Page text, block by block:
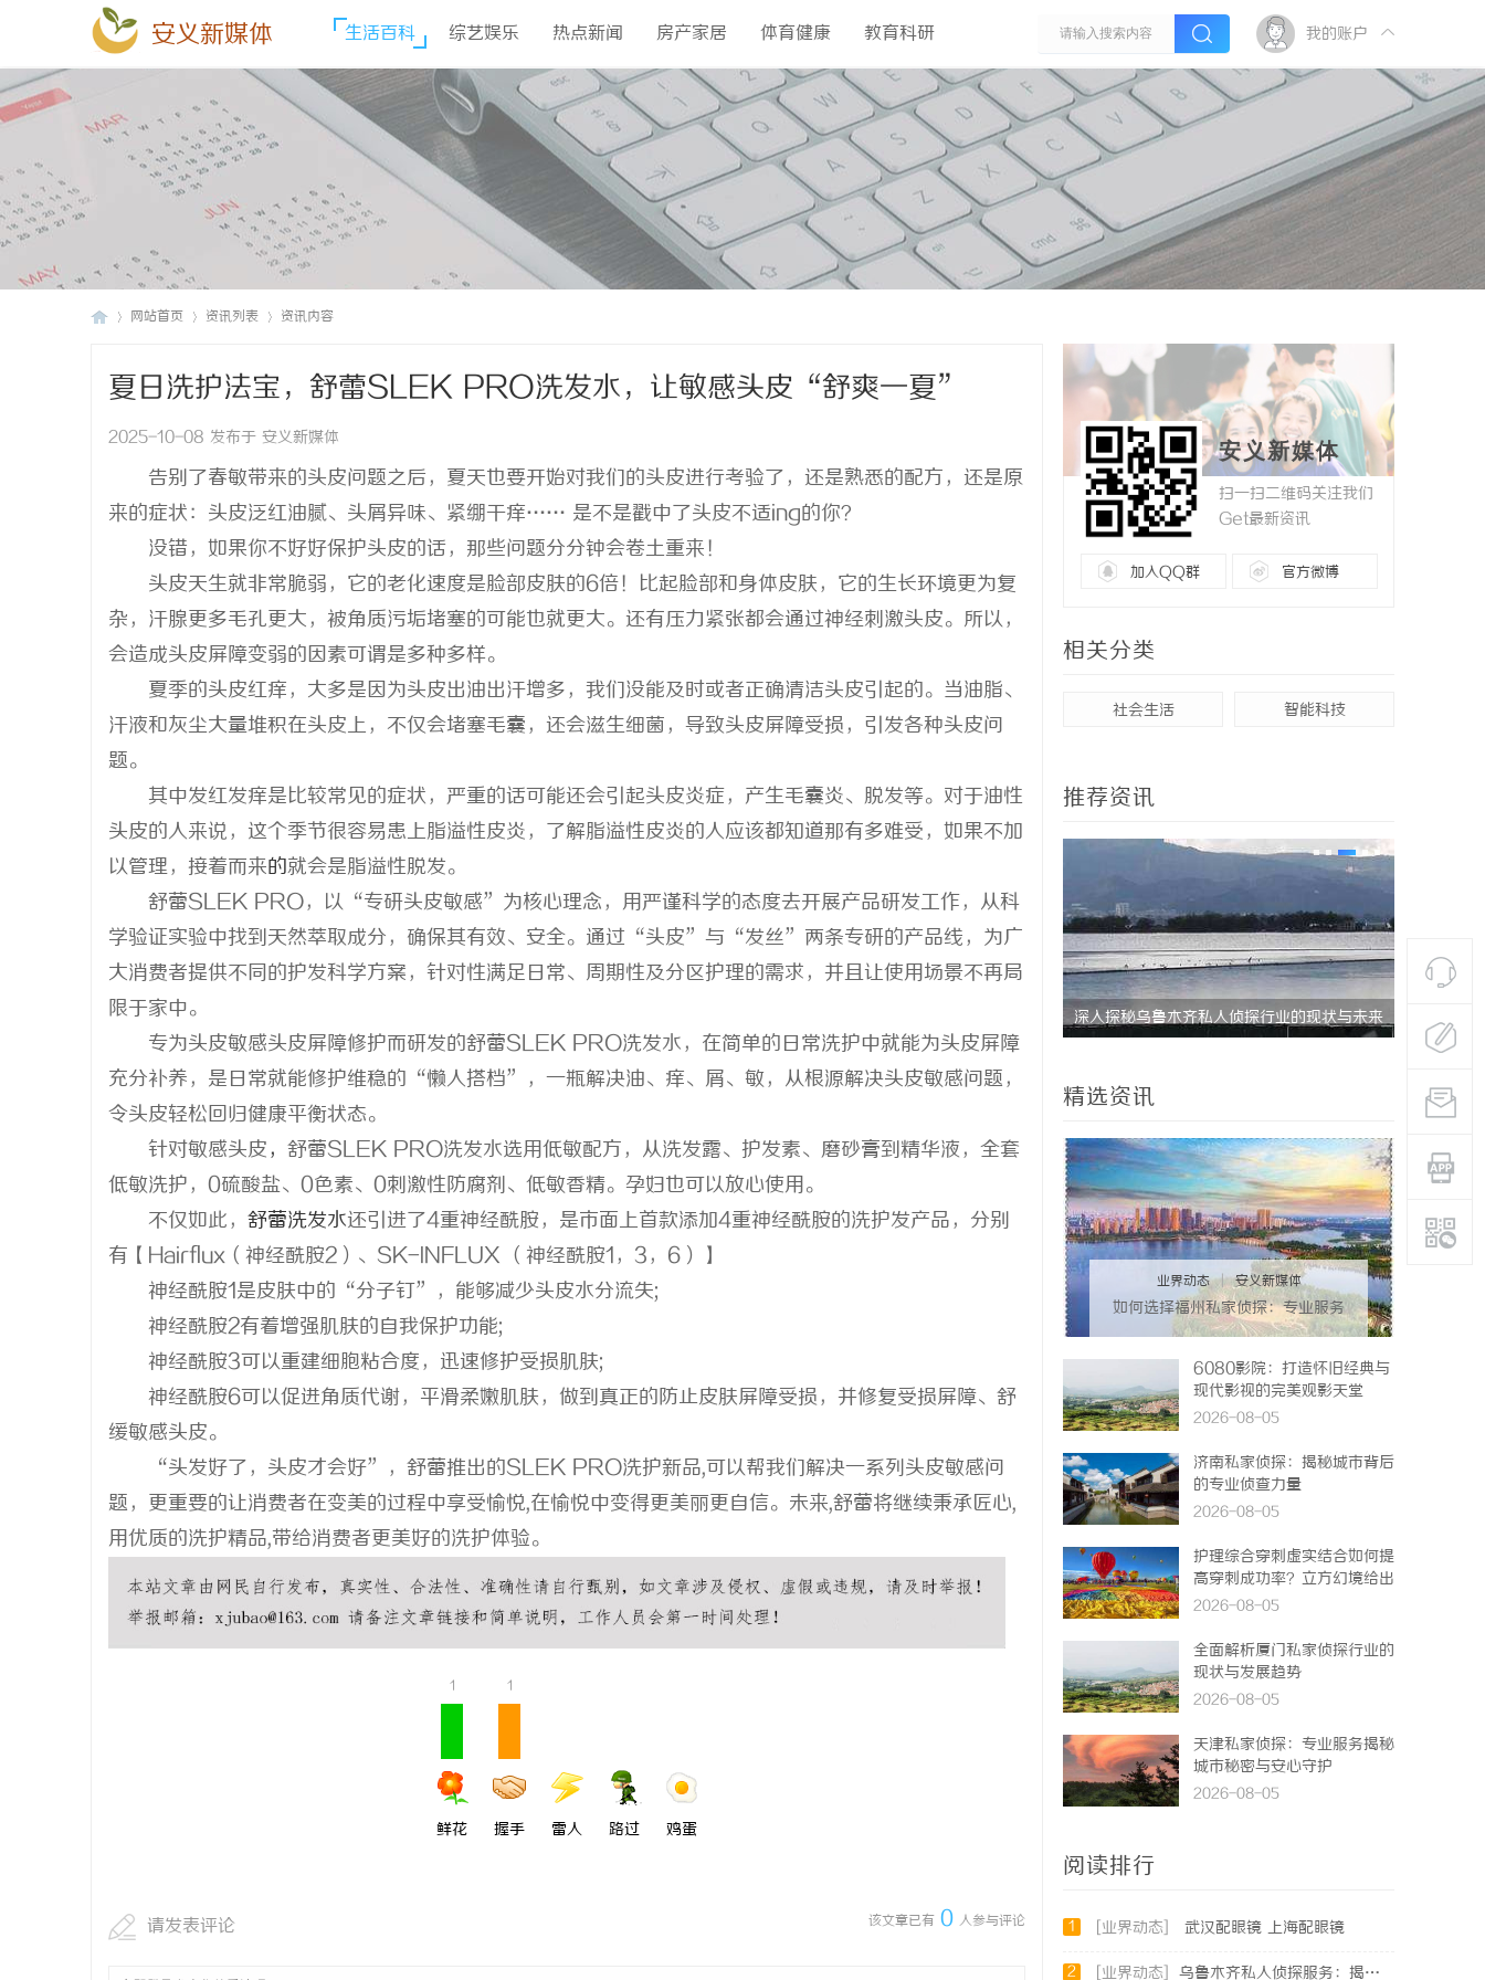
安义新媒体 生活百科 综艺娱乐 热点新闻 房产家居 体育健康 教育科研 我的账户
网站首页 资讯列表 资讯内容
夏日洗护法宝，舒蕾SLEK PRO洗发水，让敏感头皮“舒爽一夏”
2025-10-08 发布于 安义新媒体
告别了春敏带来的头皮问题之后，夏天也要开始对我们的头皮进行考验了，还是熟悉的配方，还是原
来的症状：头皮泛红油腻、头屑异味、紧绷干痒…… 是不是戳中了头皮不适ing的你？
没错，如果你不好好保护头皮的话，那些问题分分钟会卷土重来！
头皮天生就非常脆弱，它的老化速度是脸部皮肤的6倍！比起脸部和身体皮肤，它的生长环境更为复
杂，汗腺更多毛孔更大，被角质污垢堵塞的可能也就更大。还有压力紧张都会通过神经刺激头皮。所以，
会造成头皮屏障变弱的因素可谓是多种多样。
夏季的头皮红痒，大多是因为头皮出油出汗增多，我们没能及时或者正确清洁头皮引起的。当油脂、
汗液和灰尘大量堆积在头皮上，不仅会堵塞毛囊，还会滋生细菌，导致头皮屏障受损，引发各种头皮问
题。
其中发红发痒是比较常见的症状，严重的话可能还会引起头皮炎症，产生毛囊炎、脱发等。对于油性
头皮的人来说，这个季节很容易患上脂溢性皮炎，了解脂溢性皮炎的人应该都知道那有多难受，如果不加
以管理，接着而来的就会是脂溢性脱发。
舒蕾SLEK PRO，以“专研头皮敏感”为核心理念，用严谨科学的态度去开展产品研发工作，从科
学验证实验中找到天然萃取成分，确保其有效、安全。通过“头皮”与“发丝”两条专研的产品线，为广
大消费者提供不同的护发科学方案，针对性满足日常、周期性及分区护理的需求，并且让使用场景不再局
限于家中。
专为头皮敏感头皮屏障修护而研发的舒蕾SLEK PRO洗发水，在简单的日常洗护中就能为头皮屏障
充分补养，是日常就能修护维稳的“懒人搭档”，一瓶解决油、痒、屑、敏，从根源解决头皮敏感问题，
令头皮轻松回归健康平衡状态。
针对敏感头皮， 舒蕾SLEK PRO洗发水选用低敏配方，从洗发露、护发素、磨砂膏到精华液，全套
低敏洗护，0硫酸盐、0色素、0刺激性防腐剂、低敏香精。孕妇也可以放心使用。
不仅如此， 舒蕾洗发水还引进了4重神经酰胺，是市面上首款添加4重神经酰胺的洗护发产品，分别
有【Hairflux（神经酰胺2）、SK-INFLUX （神经酰胺1，3，6）】
神经酰胺1是皮肤中的“分子钉”，能够减少头皮水分流失;
神经酰胺2有着增强肌肤的自我保护功能;
神经酰胺3可以重建细胞粘合度，迅速修护受损肌肤;
神经酰胺6可以促进角质代谢，平滑柔嫩肌肤，做到真正的防止皮肤屏障受损，并修复受损屏障、舒
缓敏感头皮。
“头发好了，头皮才会好”，舒蕾推出的SLEK PRO洗护新品,可以帮我们解决一系列头皮敏感问
题，更重要的让消费者在变美的过程中享受愉悦,在愉悦中变得更美丽更自信。未来,舒蕾将继续秉承匠心,
用优质的洗护精品,带给消费者更美好的洗护体验。
1
鲜花
1
握手 雷人 路过 鸡蛋
该文章已有 0 人参与评论
请发表评论
安义新媒体
扫一扫二维码关注我们
Get最新资讯
加入QQ群 官方微博
相关分类
社会生活 智能科技
推荐资讯
深入探秘乌鲁木齐私人侦探行业的现状与未来 揭秘成都
精选资讯
业界动态 | 安义新媒体
如何选择福州私家侦探：专业服务
与实用指南详解
6080影院：打造怀旧经典与
现代影视的完美观影天堂
2026-08-05
济南私家侦探：揭秘城市背后
的专业侦查力量
2026-08-05
护理综合穿刺虚实结合如何提
高穿刺成功率？立方幻境给出
答案
2026-08-05
全面解析厦门私家侦探行业的
现状与发展趋势
2026-08-05
天津私家侦探：专业服务揭秘
城市秘密与安心守护
2026-08-05
阅读排行
1 [业界动态] 武汉配眼镜 上海配眼镜
2 [业界动态] 乌鲁木齐私人侦探服务：揭秘专业调查背后的故事与应用